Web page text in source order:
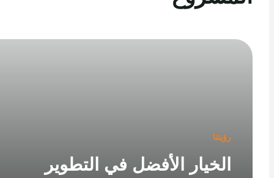
الخيار الأفضل في التطوير